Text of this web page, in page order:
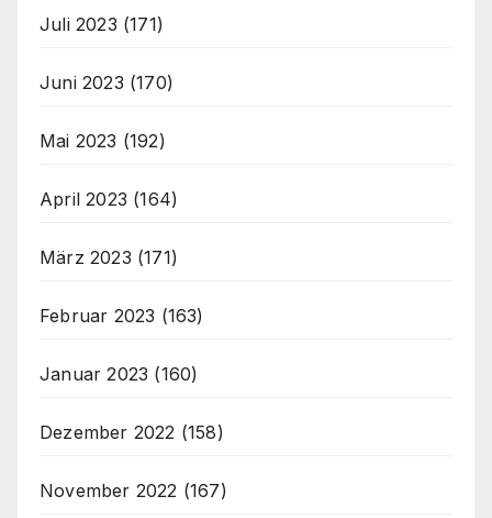
Juli 2023 (171)
Juni 2023 (170)
Mai 2023 (192)
April 2023 (164)
März 2023 (171)
Februar 2023 (163)
Januar 2023 (160)
Dezember 2022 (158)
November 2022 (167)